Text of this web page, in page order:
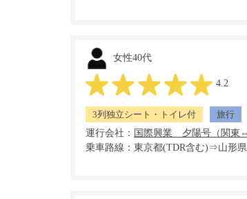
女性40代
4.2
3列独立シート・トイレ付 旅行
運行会社：
乗車路線：東京都(TDR含む)⇒山形県